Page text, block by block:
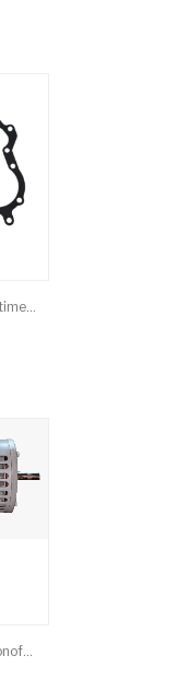
Junta LS Compartimento Traseiro EGQ155
Motor Elétrico Monofásico Aberto 0,5CV 4 Polos